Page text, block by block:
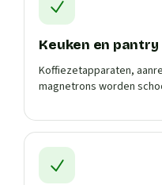
Keuken en pantry
Koffiezetapparaten,
magnetrons worden